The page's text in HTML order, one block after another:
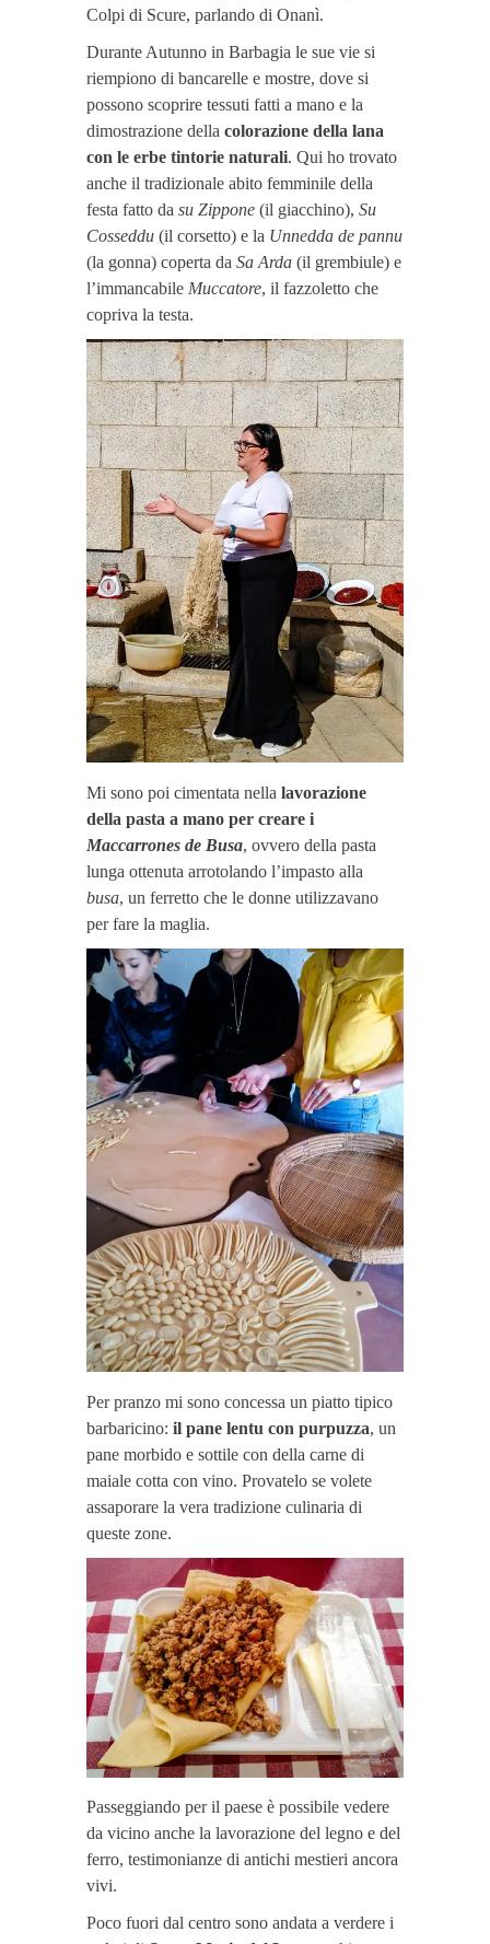
Colpi di Scure, parlando di Onanì.
Durante Autunno in Barbagia le sue vie si
riempiono di bancarelle e mostre, dove si
possono scoprire tessuti fatti a mano e la
dimostrazione della colorazione della lana
con le erbe tintorie naturali. Qui ho trovato
anche il tradizionale abito femminile della
festa fatto da su Zippone (il giacchino), Su
Cosseddu (il corsetto) e la Unnedda de pannu
(la gonna) coperta da Sa Arda (il grembiule) e
l’immancabile Muccatore, il fazzoletto che
copriva la testa.
Mi sono poi cimentata nella lavorazione
della pasta a mano per creare i
Maccarrones de Busa, ovvero della pasta
lunga ottenuta arrotolando l’impasto alla
busa, un ferretto che le donne utilizzavano
per fare la maglia.
Per pranzo mi sono concessa un piatto tipico
barbaricino: il pane lentu con purpuzza, un
pane morbido e sottile con della carne di
maiale cotta con vino. Provatelo se volete
assaporare la vera tradizione culinaria di
queste zone.
Passeggiando per il paese è possibile vedere
da vicino anche la lavorazione del legno e del
ferro, testimonianze di antichi mestieri ancora
vivi.
Poco fuori dal centro sono andata a verdere i